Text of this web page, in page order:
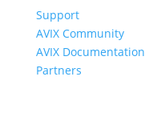
Support
AVIX Community
AVIX Documentation
Partners